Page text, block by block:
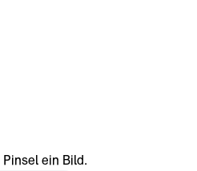
ein Bild.